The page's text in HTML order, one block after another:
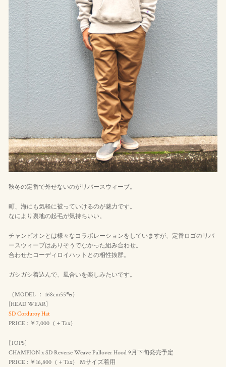
秋冬の定番で外せないのがリバースウィーブ。
町、海にも気軽に被っていけるのが魅力です。
なにより裏地の起毛が気持ちいい。
チャンピオンとは様々なコラボレーションをしていますが、定番ロゴのリバ
ースウィーブはありそうでなかった組み合わせ。
合わせたコーディロイハットとの相性抜群。
ガシガシ着込んで、風合いを楽しみたいです。
（MODEL ： 168cm55㌔）
[HEAD WEAR]
SD Corduroy Hat
PRICE : ￥7,000（＋Tax）
[TOPS]
CHAMPION x SD Reverse Weave Pullover Hood 9月下旬発売予定
PRICE : ￥16,800（＋Tax） Mサイズ着用